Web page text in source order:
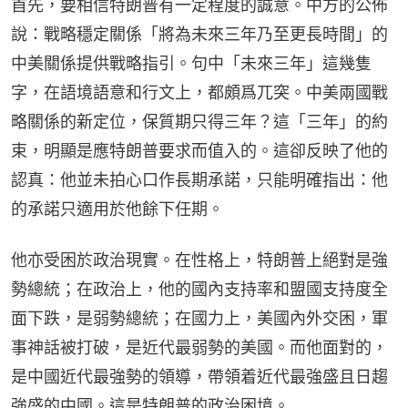
首先，要相信特朗普有一定程度的誠意。中方的公佈
說：戰略穩定關係「將為未來三年乃至更長時間」的
中美關係提供戰略指引。句中「未來三年」這幾隻
字，在語境語意和行文上，都頗爲兀突。中美兩國戰
略關係的新定位，保質期只得三年？這「三年」的約
束，明顯是應特朗普要求而值入的。這卻反映了他的
認真：他並未拍心口作長期承諾，只能明確指出：他
的承諾只適用於他餘下任期。
他亦受困於政治現實。在性格上，特朗普上絕對是強
勢總統；在政治上，他的國內支持率和盟國支持度全
面下跌，是弱勢總統；在國力上，美國內外交困，軍
事神話被打破，是近代最弱勢的美國。而他面對的，
是中國近代最強勢的領導，帶領着近代最強盛且日趨